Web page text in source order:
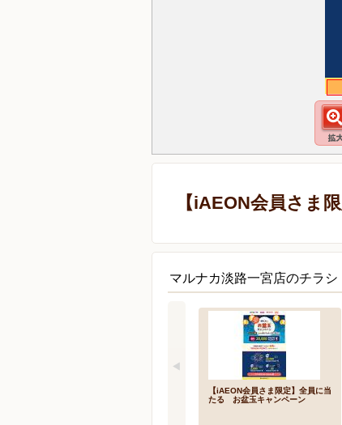
【iAEON会員さま
マルナカ淡路一宮店のチラ
【iAEON会員さま限定】全員に当
たる お盆玉キャンペーン